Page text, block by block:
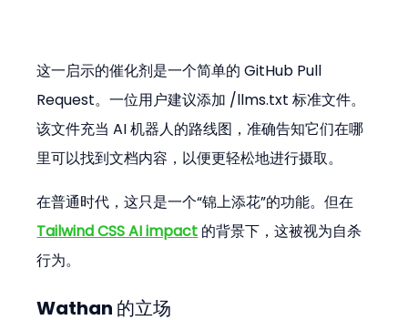
这一启示的催化剂是一个简单的 GitHub Pull
Request。一位用户建议添加 /llms.txt 标准文件。
该文件充当 AI 机器人的路线图，准确告知它们在哪
里可以找到文档内容，以便更轻松地进行摄取。
在普通时代，这只是一个“锦上添花”的功能。但在
Tailwind CSS AI impact 的背景下，这被视为自杀
行为。
Wathan 的立场